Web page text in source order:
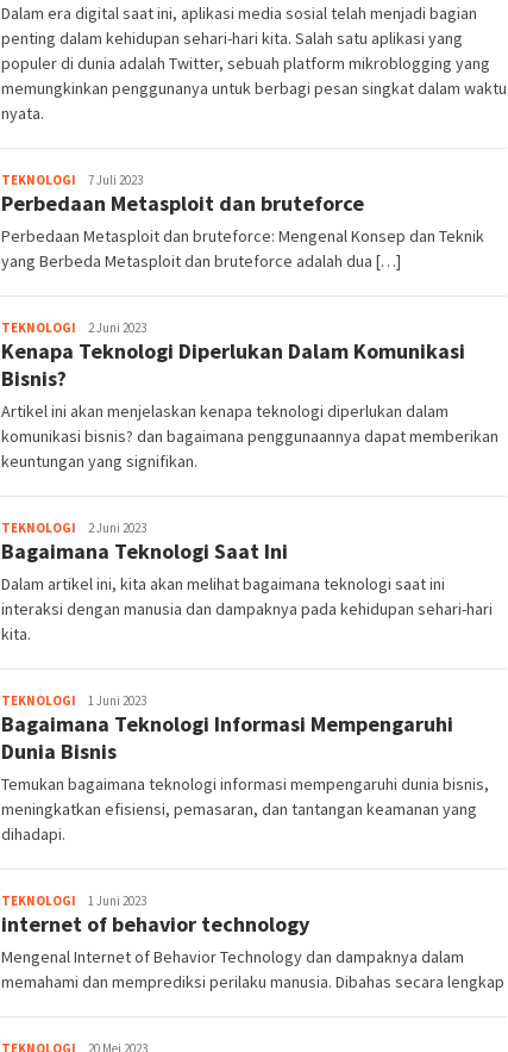
Dalam era digital saat ini, aplikasi media sosial telah menjadi bagian
penting dalam kehidupan sehari-hari kita. Salah satu aplikasi yang
populer di dunia adalah Twitter, sebuah platform mikroblogging yang
memungkinkan penggunanya untuk berbagi pesan singkat dalam waktu
nyata.
TEKNOLOGI Ahmad
Syaiful
7 Juli 2023
Perbedaan Metasploit dan bruteforce
Perbedaan Metasploit dan bruteforce: Mengenal Konsep dan Teknik
yang Berbeda Metasploit dan bruteforce adalah dua […]
TEKNOLOGI Ahmad
Syaiful
2 Juni 2023
Kenapa Teknologi Diperlukan Dalam Komunikasi
Bisnis?
Artikel ini akan menjelaskan kenapa teknologi diperlukan dalam
komunikasi bisnis? dan bagaimana penggunaannya dapat memberikan
keuntungan yang signifikan.
TEKNOLOGI Ahmad
Syaiful
2 Juni 2023
Bagaimana Teknologi Saat Ini
Dalam artikel ini, kita akan melihat bagaimana teknologi saat ini
interaksi dengan manusia dan dampaknya pada kehidupan sehari-hari
kita.
TEKNOLOGI Ahmad
Syaiful
1 Juni 2023
Bagaimana Teknologi Informasi Mempengaruhi
Dunia Bisnis
Temukan bagaimana teknologi informasi mempengaruhi dunia bisnis,
meningkatkan efisiensi, pemasaran, dan tantangan keamanan yang
dihadapi.
TEKNOLOGI Ahmad
Syaiful
1 Juni 2023
internet of behavior technology
Mengenal Internet of Behavior Technology dan dampaknya dalam
memahami dan memprediksi perilaku manusia. Dibahas secara lengkap
TEKNOLOGI Ahmad
20 Mei 2023